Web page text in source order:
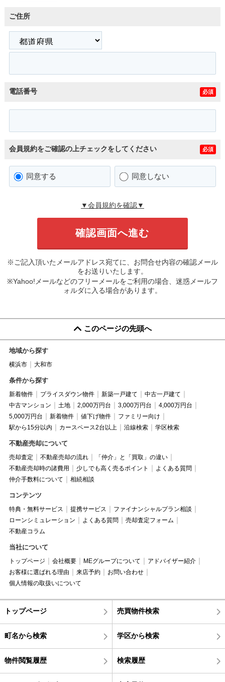
ご住所
電話番号 必須
会員規約をご確認の上チェックをしてください 必須
同意する 同意しない
▼会員規約を確認▼
※ご記入頂いたメールアドレス宛てに、お問合せ内容の確認メール
をお送りいたします。
※Yahoo!メールなどのフリーメールをご利用の場合、迷惑メールフ
ォルダに入る場合があります。
このページの先頭へ
地域から探す
横浜市 大和市
条件から探す
新着物件 プライスダウン物件 新築一戸建て
中古一戸建て
中古マンション
土地 2,000万円台 3,000万円台
4,000万円台
5,000万円台
新着物件 値下げ物件
ファミリー向け
駅から15分以内
カースペース2台以上 沿線検索 学区検索
不動産売却について
売却査定 不動産売却の流れ
「仲介」と「買取」の違い
不動産売却時の諸費用
少しでも高く売るポイント
よくある質問
仲介手数料について
相続相談
コンテンツ
特典・無料サービス 提携サービス
ファイナンシャルプラン相談
ローンシミュレーション
よくある質問
売却査定フォーム
不動産コラム
当社について
トップページ 会社概要 MEグループについて
アドバイザー紹介
お客様に選ばれる理由
来店予約
お問い合わせ
個人情報の取扱いについて
トップページ 売買物件検索
町名から検索 学区から検索
物件閲覧履歴 検索履歴